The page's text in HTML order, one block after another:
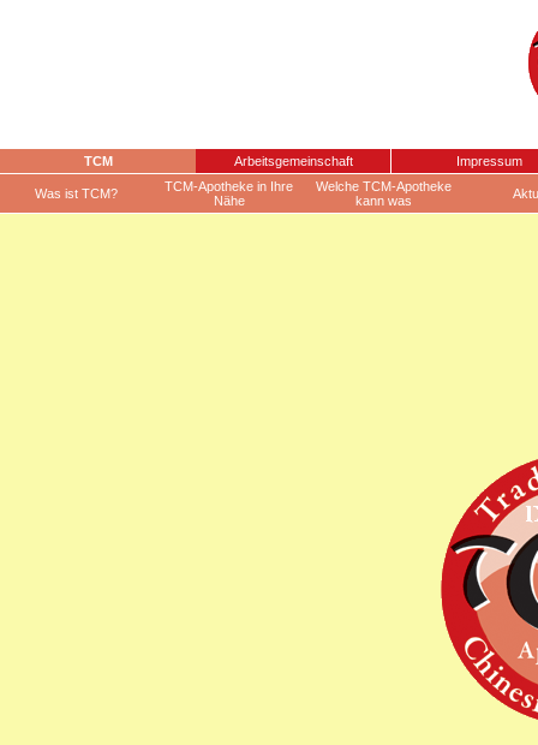
TCM Arbeitsgemeinschaft Impressum
Was ist TCM?
TCM-Apotheke in Ihre
Nähe
Welche TCM-Apotheke
kann was